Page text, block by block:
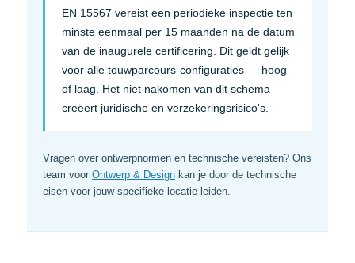
EN 15567 vereist een periodieke inspectie ten
minste eenmaal per 15 maanden na de datum
van de inaugurele certificering. Dit geldt gelijk
voor alle touwparcours-configuraties — hoog
of laag. Het niet nakomen van dit schema
creëert juridische en verzekeringsrisico's.
Vragen over ontwerpnormen en technische vereisten? Ons
team voor Ontwerp & Design kan je door de technische
eisen voor jouw specifieke locatie leiden.